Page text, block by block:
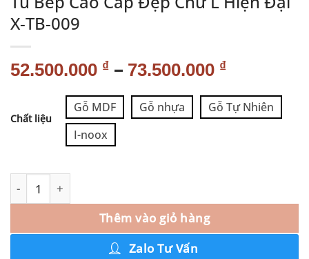
X-TB-009
52.500.000 ₫ – 73.500.000 ₫
Chất liệu
Gỗ MDF Gỗ nhựa
Gỗ Tự Nhiên
I-noox
Thêm vào giỏ hàng
Alternative:
Zalo Tư Vấn